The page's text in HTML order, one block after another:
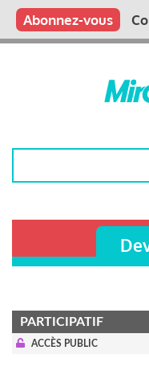
Aller
contenu
Main
Qui sommes nous ?
Vous publiez
Nous publions
Contactez-nous
Abonnez-vous
PARTICIPATIF
ACCÈS PUBLIC